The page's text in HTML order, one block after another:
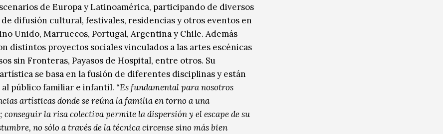
de Europa y Latinoamérica, participando de diversos
de difusión cultural, festivales, residencias y otros eventos en
Unido, Marruecos, Portugal, Argentina y Chile. Además
distintos proyectos sociales vinculados a las artes escénicas
sin Fronteras, Payasos de Hospital, entre otros. Su
se basa en la fusión de diferentes disciplinas y están
público familiar e infantil. “Es fundamental para nosotros
artísticas donde se reúna la familia en torno a una
conseguir la risa colectiva permite la dispersión y el escape de su
no sólo a través de la técnica circense sino más bien